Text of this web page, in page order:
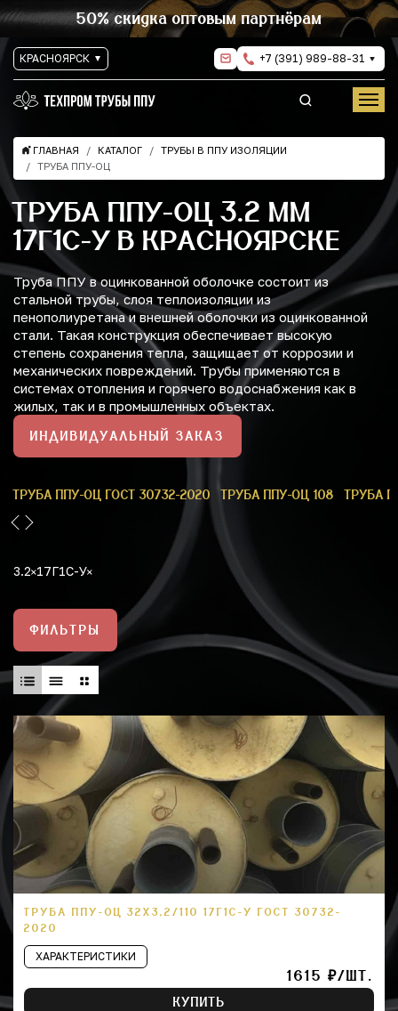
50% скидка оптовым партнёрам
КРАСНОЯРСК +7 (391) 989-88-31
ГЛАВНАЯ КАТАЛОГ
ТРУБЫ В ППУ ИЗОЛЯЦИИ
ТРУБА ППУ-ОЦ
ТРУБА ППУ-ОЦ 3.2 ММ
17Г1С-У В КРАСНОЯРСКЕ
Труба ППУ в оцинкованной оболочке состоит из
стальной трубы, слоя теплоизоляции из
пенополиуретана и внешней оболочки из оцинкованной
стали. Такая конструкция обеспечивает высокую
степень сохранения тепла, защищает от коррозии и
механических повреждений. Трубы применяются в
системах отопления и горячего водоснабжения как в
жилых, так и в промышленных объектах.
ИНДИВИДУАЛЬНЫЙ ЗАКАЗ
ТРУБА ППУ-ОЦ ГОСТ 30732-2020 ТРУБА ППУ-ОЦ 108 ТРУБА
3.2 17Г1С-У
ФИЛЬТРЫ
ТРУБА ППУ-ОЦ 32Х3,2/110 17Г1С-У ГОСТ 30732-
2020
ХАРАКТЕРИСТИКИ
1615 ₽/ШТ.
КУПИТЬ